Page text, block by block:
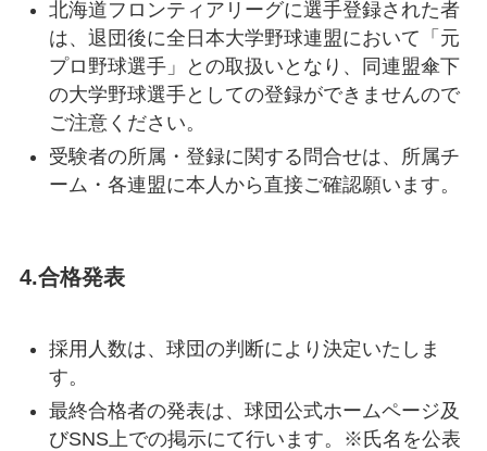
北海道フロンティアリーグに選手登録された者
は、退団後に全日本大学野球連盟において「元
プロ野球選手」との取扱いとなり、同連盟傘下
の大学野球選手としての登録ができませんので
ご注意ください。
受験者の所属・登録に関する問合せは、所属チ
ーム・各連盟に本人から直接ご確認願います。
4.合格発表
採用人数は、球団の判断により決定いたしま
す。
最終合格者の発表は、球団公式ホームページ及
びSNS上での掲示にて行います。※氏名を公表